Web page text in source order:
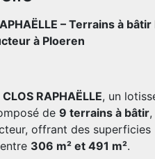
– Terrains à
à Ploeren
CLOS RAPHAËLLE, un
de 9 terrains à bâtir
offrant des superficies
306 m² et 491 m².